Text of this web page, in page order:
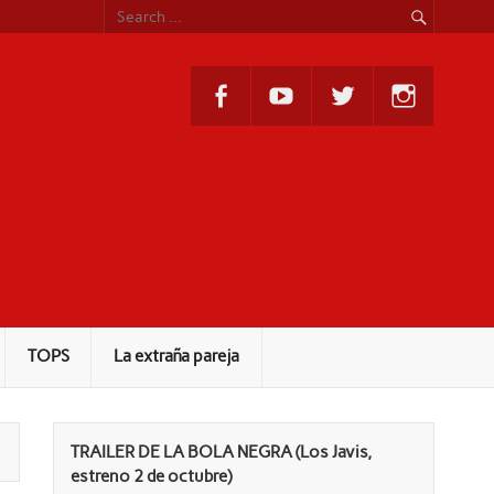
TOPS La extraña pareja
TRAILER DE LA BOLA NEGRA (Los Javis,
estreno 2 de octubre)